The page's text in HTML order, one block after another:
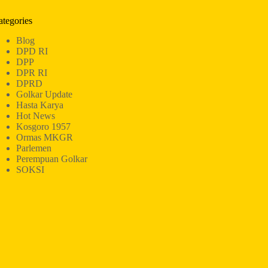
Blog
DPD RI
DPP
DPR RI
DPRD
Golkar Update
Hasta Karya
Hot News
Kosgoro 1957
Ormas MKGR
Parlemen
Perempuan Golkar
SOKSI